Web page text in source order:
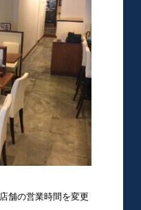
舗の営業時間を変更